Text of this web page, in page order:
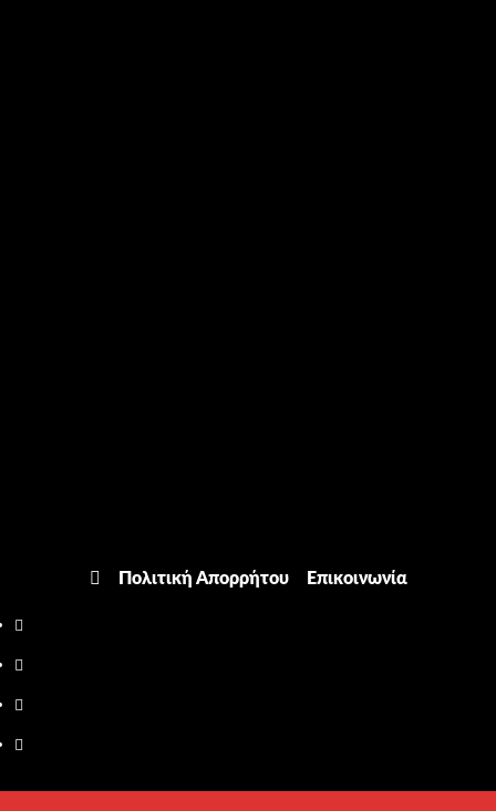
Πολιτική Απορρήτου Επικοινωνία
Facebook
Twitter
Youtube
Instagram